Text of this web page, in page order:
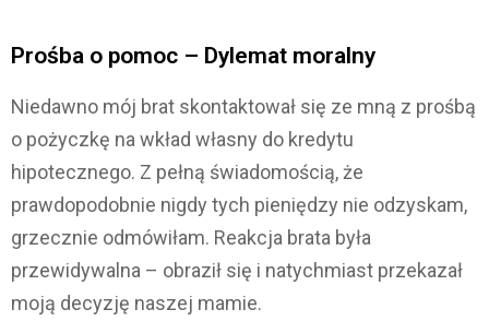
Prośba o pomoc – Dylemat moralny
Niedawno mój brat skontaktował się ze mną z prośbą
o pożyczkę na wkład własny do kredytu
hipotecznego. Z pełną świadomością, że
prawdopodobnie nigdy tych pieniędzy nie odzyskam,
grzecznie odmówiłam. Reakcja brata była
przewidywalna – obraził się i natychmiast przekazał
moją decyzję naszej mamie.